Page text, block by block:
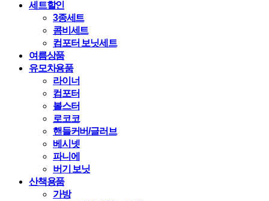
세트할인
3종세트
콤비세트
컴포터 보닛세트
여름상품
유모차용품
라이너
컴포터
볼스터
로코코
핸들커버/글러브
베시넷
파니에
버기 보닛
산책용품
가방